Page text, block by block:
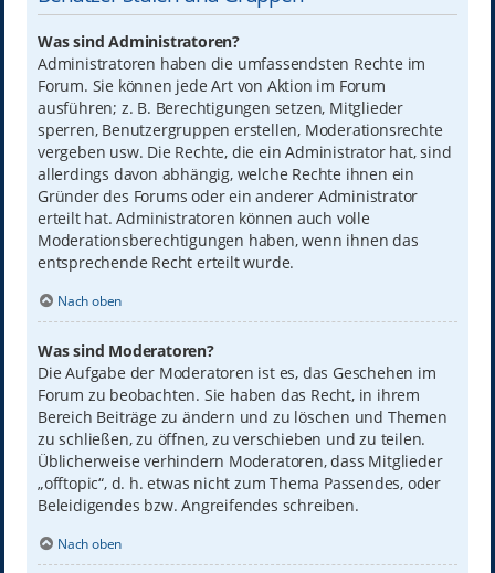
Was sind Administratoren?
Administratoren haben die umfassendsten Rechte im
Forum. Sie können jede Art von Aktion im Forum
ausführen; z. B. Berechtigungen setzen, Mitglieder
sperren, Benutzergruppen erstellen, Moderationsrechte
vergeben usw. Die Rechte, die ein Administrator hat, sind
allerdings davon abhängig, welche Rechte ihnen ein
Gründer des Forums oder ein anderer Administrator
erteilt hat. Administratoren können auch volle
Moderationsberechtigungen haben, wenn ihnen das
entsprechende Recht erteilt wurde.
Nach oben
Was sind Moderatoren?
Die Aufgabe der Moderatoren ist es, das Geschehen im
Forum zu beobachten. Sie haben das Recht, in ihrem
Bereich Beiträge zu ändern und zu löschen und Themen
zu schließen, zu öffnen, zu verschieben und zu teilen.
Üblicherweise verhindern Moderatoren, dass Mitglieder
„offtopic“, d. h. etwas nicht zum Thema Passendes, oder
Beleidigendes bzw. Angreifendes schreiben.
Nach oben